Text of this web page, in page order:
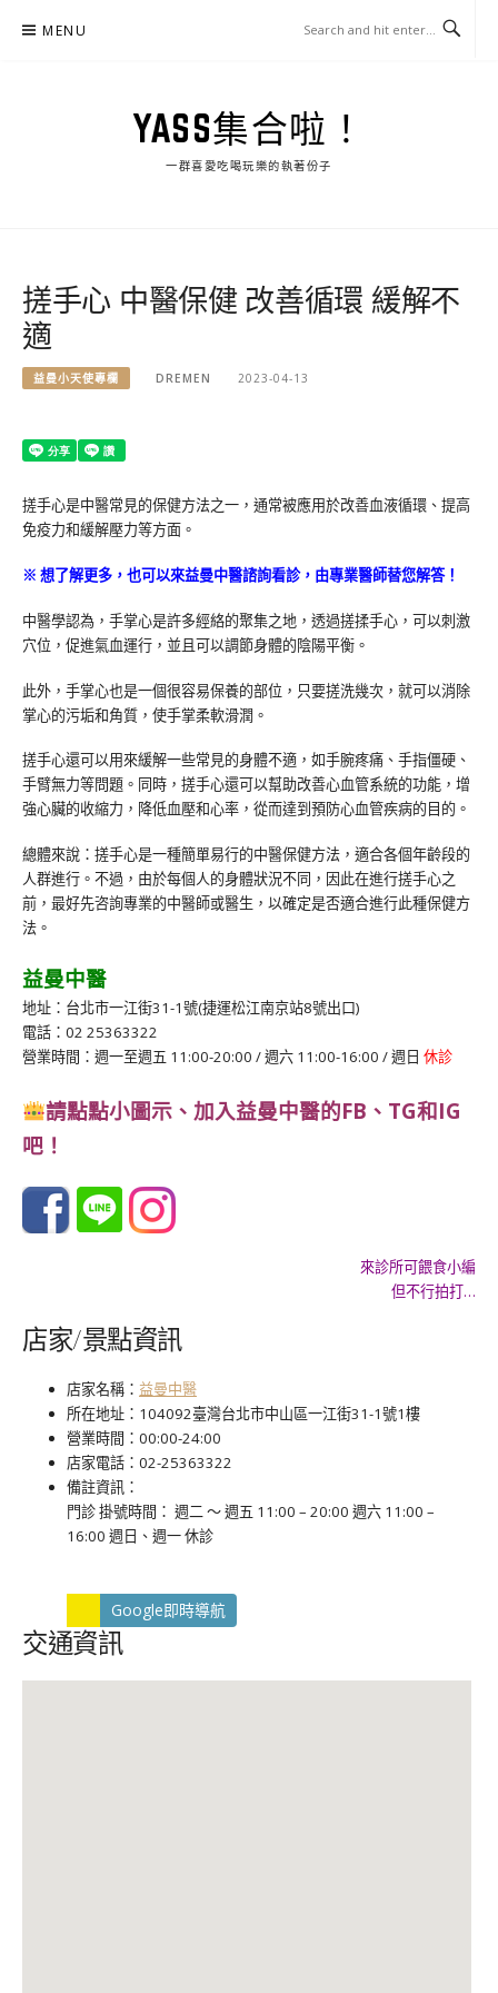
MENU
YASS集合啦！
一群喜愛吃喝玩樂的執著份子
搓手心 中醫保健 改善循環 緩解不
適
益曼小天使專欄 DREMEN 2023-04-13
搓手心是中醫常見的保健方法之一，通常被應用於改善血液循環、提高
免疫力和緩解壓力等方面。
※ 想了解更多，也可以來益曼中醫諮詢看診，由專業醫師替您解答！
中醫學認為，手掌心是許多經絡的聚集之地，透過搓揉手心，可以刺激
穴位，促進氣血運行，並且可以調節身體的陰陽平衡。
此外，手掌心也是一個很容易保養的部位，只要搓洗幾次，就可以消除
掌心的污垢和角質，使手掌柔軟滑潤。
搓手心還可以用來緩解一些常見的身體不適，如手腕疼痛、手指僵硬、
手臂無力等問題。同時，搓手心還可以幫助改善心血管系統的功能，增
強心臟的收縮力，降低血壓和心率，從而達到預防心血管疾病的目的。
總體來說：搓手心是一種簡單易行的中醫保健方法，適合各個年齡段的
人群進行。不過，由於每個人的身體狀況不同，因此在進行搓手心之
前，最好先咨詢專業的中醫師或醫生，以確定是否適合進行此種保健方
法。
益曼中醫
地址：台北市一江街31-1號(捷運松江南京站8號出口)
電話：02 25363322
營業時間：週一至週五 11:00-20:00 / 週六 11:00-16:00 / 週日 休診
請點點小圖示、 加入益曼中醫的FB、TG和IG
吧！
來診所可餵食小編
但不行拍打…
店家/景點資訊
店家名稱： 益曼中醫
所在地址：104092臺灣台北市中山區一江街31-1號1樓
營業時間：00:00-24:00
店家電話：02-25363322
備註資訊：
門診 掛號時間： 週二 ～ 週五 11:00 – 20:00 週六 11:00 –
16:00 週日、週一 休診
Google即時導航
交通資訊